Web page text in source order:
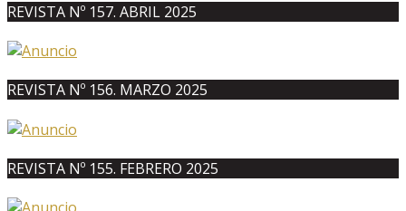
REVISTA Nº 157. ABRIL 2025
REVISTA Nº 156. MARZO 2025
REVISTA Nº 155. FEBRERO 2025